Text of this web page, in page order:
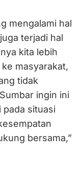
mengalami hal
terjadi hal
kita lebih
masyarakat,
tidak
ingin ini
pada situasi
bersama,”